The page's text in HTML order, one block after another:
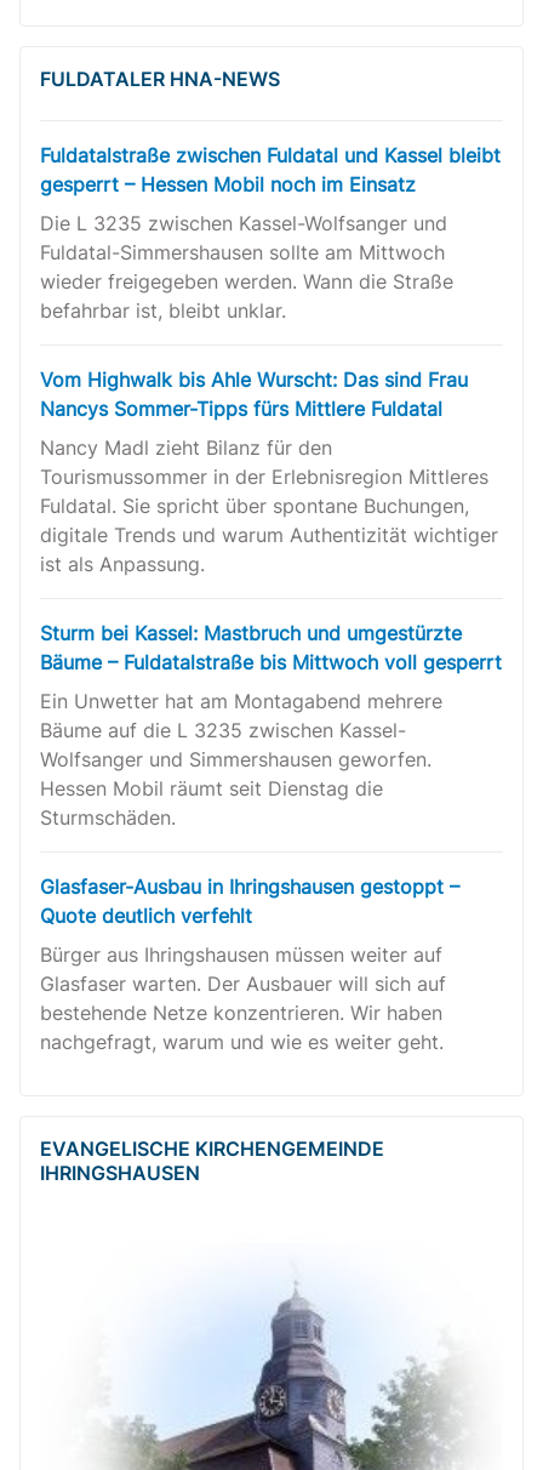
FULDATALER HNA-NEWS
Fuldatalstraße zwischen Fuldatal und Kassel bleibt
gesperrt – Hessen Mobil noch im Einsatz
Die L 3235 zwischen Kassel-Wolfsanger und
Fuldatal-Simmershausen sollte am Mittwoch
wieder freigegeben werden. Wann die Straße
befahrbar ist, bleibt unklar.
Vom Highwalk bis Ahle Wurscht: Das sind Frau
Nancys Sommer-Tipps fürs Mittlere Fuldatal
Nancy Madl zieht Bilanz für den
Tourismussommer in der Erlebnisregion Mittleres
Fuldatal. Sie spricht über spontane Buchungen,
digitale Trends und warum Authentizität wichtiger
ist als Anpassung.
Sturm bei Kassel: Mastbruch und umgestürzte
Bäume – Fuldatalstraße bis Mittwoch voll gesperrt
Ein Unwetter hat am Montagabend mehrere
Bäume auf die L 3235 zwischen Kassel-
Wolfsanger und Simmershausen geworfen.
Hessen Mobil räumt seit Dienstag die
Sturmschäden.
Glasfaser-Ausbau in Ihringshausen gestoppt –
Quote deutlich verfehlt
Bürger aus Ihringshausen müssen weiter auf
Glasfaser warten. Der Ausbauer will sich auf
bestehende Netze konzentrieren. Wir haben
nachgefragt, warum und wie es weiter geht.
EVANGELISCHE KIRCHENGEMEINDE
IHRINGSHAUSEN